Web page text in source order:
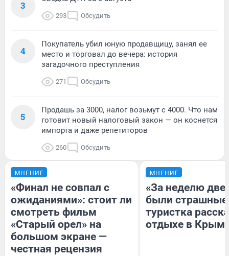
3
293 Обсудить
4
Покупатель убил юную продавщицу, занял ее
место и торговал до вечера: история
загадочного преступления
271 Обсудить
5
Продашь за 3000, налог возьмут с 4000. Что нам
готовит новый налоговый закон — он коснется
импорта и даже репетиторов
260 Обсудить
МНЕНИЕ
«Финал не совпал с
ожиданиями»: стоит ли
смотреть фильм
«Старый орел» на
большом экране —
честная рецензия
МНЕНИЕ
«За неделю две
были
туристка
отдыхе в